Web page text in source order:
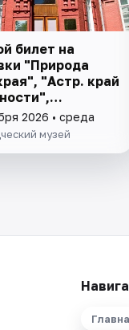
билет на
"Природа
"Астр. край
Астр. края"
2026 • среда
музей